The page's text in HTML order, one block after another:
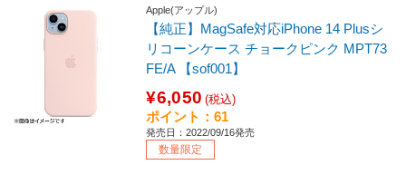
Apple(アップル)
【純正】MagSafe対応iPhone 14 Plusシ
リコーンケース チョークピンク MPT73
FE/A 【sof001】
¥6,050 (税込)
ポイント：61
発売日：2022/09/16発売
数量限定